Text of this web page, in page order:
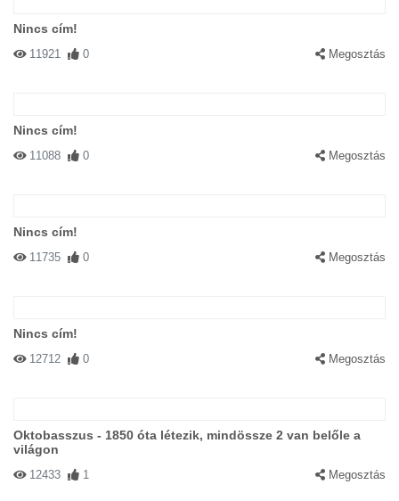
Nincs cím!
11921 0 Megosztás
Nincs cím!
11088 0 Megosztás
Nincs cím!
11735 0 Megosztás
Nincs cím!
12712 0 Megosztás
Oktobasszus - 1850 óta létezik, mindössze 2 van belőle a
világon
12433 1 Megosztás